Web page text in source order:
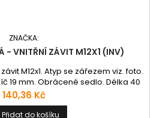
ZNAČKA:
- VNITŘNÍ ZÁVIT M12X1 (INV)
M12x1. Atyp se zářezem viz. foto.
19 mm. Obrácené sedlo. Délka 40
mm.
Cena
140,36 Kč
Přidat do košíku